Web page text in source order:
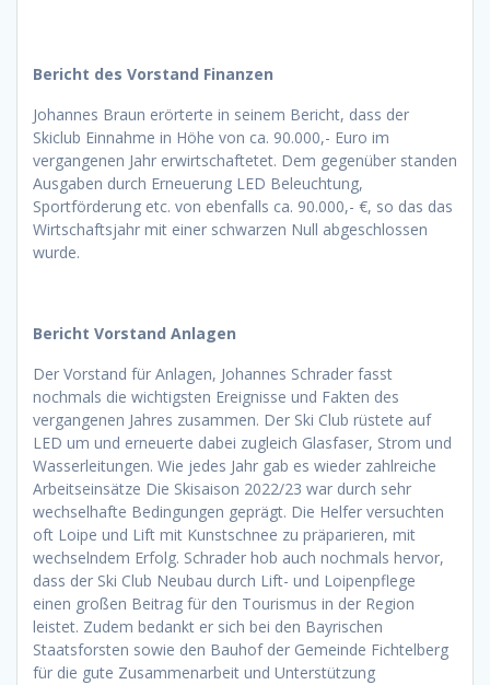
Bericht des Vorstand Finanzen
Johannes Braun erörterte in seinem Bericht, dass der
Skiclub Einnahme in Höhe von ca. 90.000,- Euro im
vergangenen Jahr erwirtschaftetet. Dem gegenüber standen
Ausgaben durch Erneuerung LED Beleuchtung,
Sportförderung etc. von ebenfalls ca. 90.000,- €, so das das
Wirtschaftsjahr mit einer schwarzen Null abgeschlossen
wurde.
Bericht Vorstand Anlagen
Der Vorstand für Anlagen, Johannes Schrader fasst
nochmals die wichtigsten Ereignisse und Fakten des
vergangenen Jahres zusammen. Der Ski Club rüstete auf
LED um und erneuerte dabei zugleich Glasfaser, Strom und
Wasserleitungen. Wie jedes Jahr gab es wieder zahlreiche
Arbeitseinsätze Die Skisaison 2022/23 war durch sehr
wechselhafte Bedingungen geprägt. Die Helfer versuchten
oft Loipe und Lift mit Kunstschnee zu präparieren, mit
wechselndem Erfolg. Schrader hob auch nochmals hervor,
dass der Ski Club Neubau durch Lift- und Loipenpflege
einen großen Beitrag für den Tourismus in der Region
leistet. Zudem bedankt er sich bei den Bayrischen
Staatsforsten sowie den Bauhof der Gemeinde Fichtelberg
für die gute Zusammenarbeit und Unterstützung